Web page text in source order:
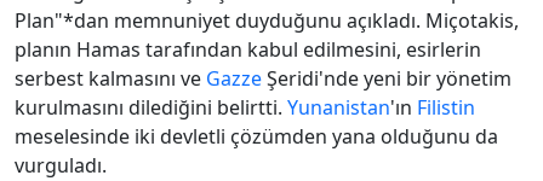
Plan"*dan memnuniyet duyduğunu açıkladı. Miçotakis,
planın Hamas tarafından kabul edilmesini, esirlerin
serbest kalmasını ve GazzeŞeridi'nde yeni bir yönetim
kurulmasını dilediğini belirtti. Yunanistan'ın Filistin
meselesinde iki devletli çözümden yana olduğunu da
vurguladı.